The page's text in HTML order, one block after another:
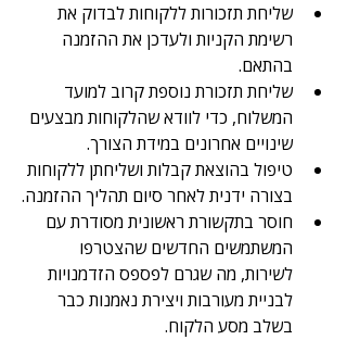
שליחת תזכורות ללקוחות לבדוק את
רשימת הקניות ולעדכן את ההזמנה
בהתאם.
שליחת תזכורת נוספת קרוב למועד
המשלוח, כדי לוודא שהלקוחות מבצעים
שינויים אחרונים במידת הצורך.
טיפול בהוצאת קבלות ושליחתן ללקוחות
בצורה ידנית לאחר סיום תהליך ההזמנה.
חוסר בתקשורת ראשונית מסודרת עם
המשתמשים החדשים שהצטרפו
לשירות, מה שגרם לפספס הזדמנויות
לבניית מעורבות ויצירת נאמנות כבר
בשלב מסע הלקוח.